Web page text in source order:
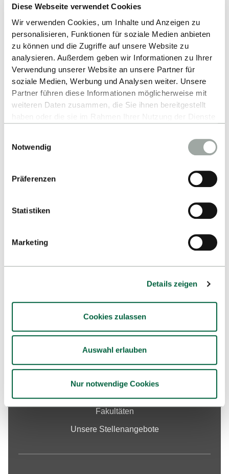
Diese Webseite verwendet Cookies
Wir verwenden Cookies, um Inhalte und Anzeigen zu
personalisieren, Funktionen für soziale Medien anbieten
zu können und die Zugriffe auf unsere Website zu
analysieren. Außerdem geben wir Informationen zu Ihrer
Verwendung unserer Website an unsere Partner für
soziale Medien, Werbung und Analysen weiter. Unsere
Partner führen diese Informationen möglicherweise mit
weiteren Daten zusammen, die Sie ihnen bereitgestellt
Alles zum Thema Cookies und personenbezogene
Datenverarbeitung entnehmen Sie unserer
Notwendig
Präferenzen
Statistiken
Marketing
Details zeigen
Cookies zulassen
Auswahl erlauben
Nur notwendige Cookies
Nach oben
Studium
Hochschule
Fakultäten
Unsere Stellenangebote